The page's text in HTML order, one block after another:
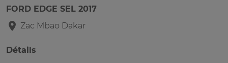
FORD EDGE SEL 2017
Zac Mbao Dakar
Détails